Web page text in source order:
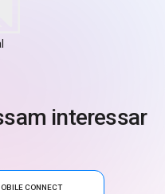
interessar
CONNECT